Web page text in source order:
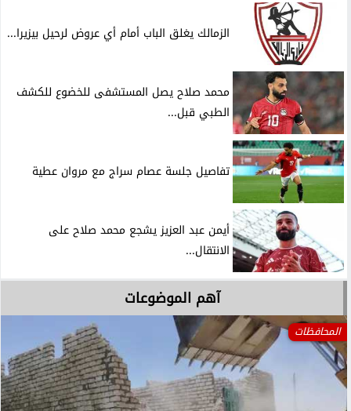
الزمالك يغلق الباب أمام أي عروض لرحيل بيزيرا...
محمد صلاح يصل المستشفى للخضوع للكشف
الطبي قبل...
تفاصيل جلسة عصام سراج مع مروان عطية
أيمن عبد العزيز يشجع محمد صلاح على
الانتقال...
آهم الموضوعات
المحافظات